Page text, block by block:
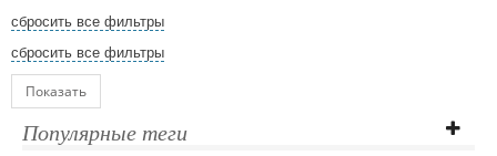
сбросить все фильтры
сбросить все фильтры
Показать
Популярные теги